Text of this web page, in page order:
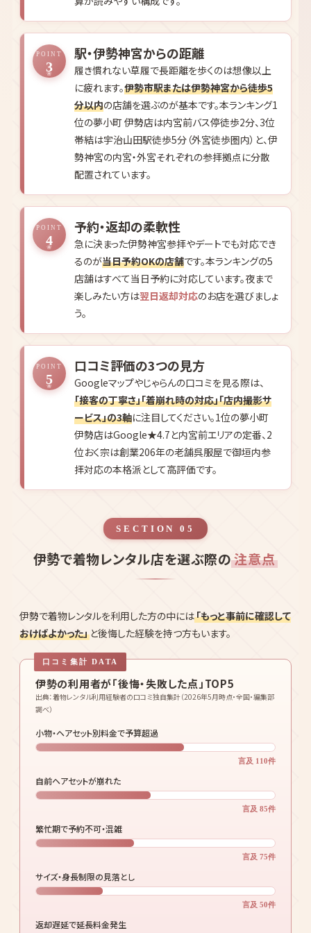
POINT
3
駅・伊勢神宮からの距離
履き慣れない草履で長距離を歩くのは想像以上
に疲れます。伊勢市駅または伊勢神宮から徒歩5
分以内の店舗を選ぶのが基本です。本ランキング1
位の夢小町 伊勢店は内宮前バス停徒歩2分、3位
帯結は宇治山田駅徒歩5分（外宮徒歩圏内）と、伊
勢神宮の内宮・外宮それぞれの参拝拠点に分散
配置されています。
POINT
4
予約・返却の柔軟性
急に決まった伊勢神宮参拝やデートでも対応でき
るのが当日予約OKの店舗です。本ランキングの5
店舗はすべて当日予約に対応しています。夜まで
楽しみたい方は翌日返却対応のお店を選びましょ
う。
POINT
5
口コミ評価の3つの見方
Googleマップやじゃらんの口コミを見る際は、
「接客の丁寧さ」「着崩れ時の対応」「店内撮影サ
ービス」の3軸に注目してください。1位の夢小町
伊勢店はGoogle★4.7と内宮前エリアの定番、2
位おく宗は創業206年の老舗呉服屋で御垣内参
拝対応の本格派として高評価です。
SECTION 05
伊勢で着物レンタル店を選ぶ際の注意点
伊勢で着物レンタルを利用した方の中には「もっと事前に確認して
おけばよかった」と後悔した経験を持つ方もいます。
伊勢の利用者が「後悔・失敗した点」TOP5
出典：着物レンタル利用経験者の口コミ独自集計（2026年5月時点・全国・編集部
調べ）
小物・ヘアセット別料金で予算超過
言及 110件
自前ヘアセットが崩れた
言及 85件
繁忙期で予約不可・混雑
言及 75件
サイズ・身長制限の見落とし
言及 50件
返却遅延で延長料金発生